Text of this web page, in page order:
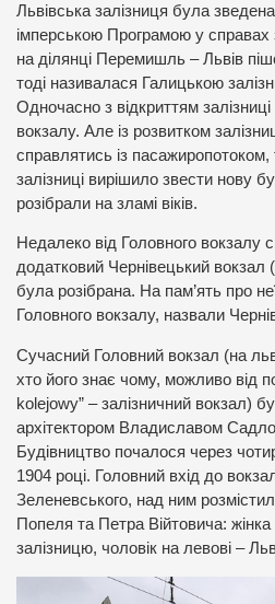
Львівська залізниця була зведена
імперською Програмою у справах
на ділянці Перемишль – Львів
тоді називалася Галицькою
Одночасно з відкриттям
вокзалу. Але із розвитком
справлятись із пасажиропотоком,
залізниці вирішило звести нову
розібрали на зламі віків.
Недалеко від Головного вокзалу
додатковий Чернівецький вокзал
була розібрана. На пам’ять про
Головного вокзалу, назвали
Сучасний Головний вокзал (на
хто його знає чому, можливо від
kolejowy” – залізничний вокзал)
архітектором Владиславом
Будівництво почалося через
1904 році. Головний вхід до
Зеленевського, над ним
Попеля та Петра Війтовича:
залізницю, чоловік на левові –